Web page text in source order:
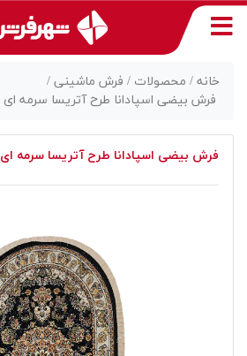
خانه / محصولات / فرش ماشینی /
فرش بیضی اسپادانا طرح آتریسا سرمه ای
فرش بیضی اسپادانا طرح آتریسا سرمه ای